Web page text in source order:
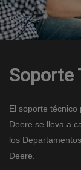
Soporte
El soporte
Deere se lleva a
los
Deere.